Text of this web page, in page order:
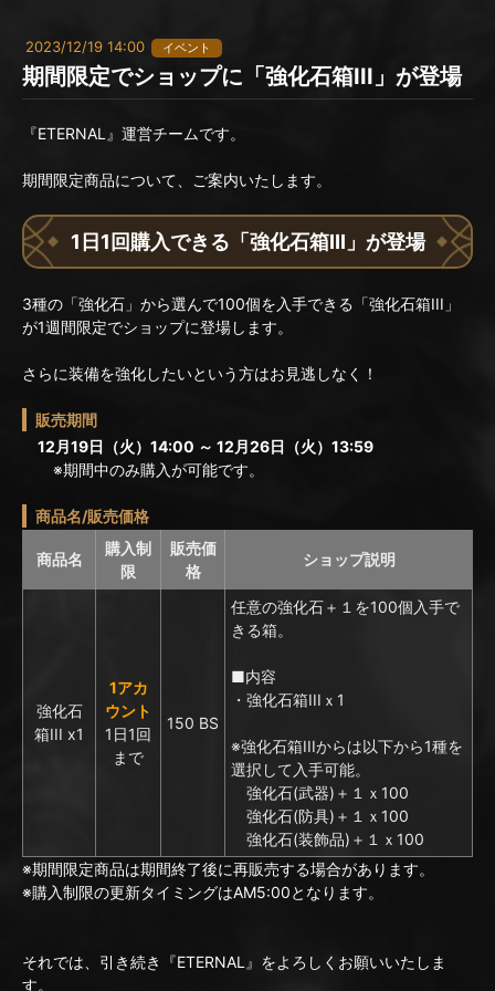
2023/12/19 14:00 イベント
期間限定でショップに「強化石箱III」が登場
『ETERNAL』運営チームです。
期間限定商品について、ご案内いたします。
1日1回購入できる「強化石箱III」が登場
3種の「強化石」から選んで100個を入手できる「強化石箱III」
が1週間限定でショップに登場します。
さらに装備を強化したいという方はお見逃しなく！
販売期間
12月19日（火）14:00 ～ 12月26日（火）13:59
※期間中のみ購入が可能です。
商品名/販売価格
商品名
購入制
限
販売価
格
ショップ説明
強化石
箱III x1
1アカ
ウント
1日1回
まで
150 BS
任意の強化石＋１を100個入手で
きる箱。
■内容
・強化石箱IIIｘ1
※強化石箱IIIからは以下から1種を
選択して入手可能。
強化石(武器)＋１ｘ100
強化石(防具)＋１ｘ100
強化石(装飾品)＋１ｘ100
※期間限定商品は期間終了後に再販売する場合があります。
※購入制限の更新タイミングはAM5:00となります。
それでは、引き続き『ETERNAL』をよろしくお願いいたしま
す。